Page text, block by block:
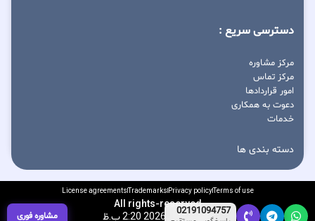
دسترسی سریع :
مرکز مشاوره
مرکز تماس
امور قراردادها
دعوت به همکاری
خدمات
دسته بندی ها
Terms of use
Privacy policy
Trademarks
License agreements
All rights-reserved
آگوست 10, 2026 2:20 ب.ظ
02191094757 مشاوره فوری